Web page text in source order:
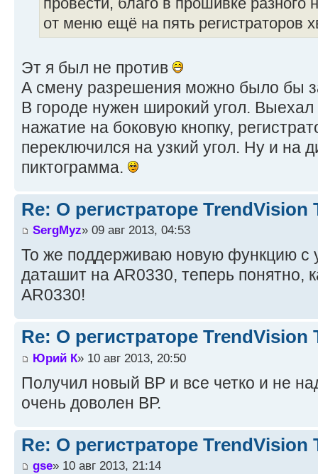
от меню ещё на пять регистраторов
Эт я был не против
А смену разрешения можно было бы
В городе нужен широкий угол. Выехал
нажатие на боковую кнопку,
переключился на узкий угол. Ну и на
пиктограмма.
Re: О регистраторе TrendVision
SergMyz» 09 авг 2013, 04:53
То же поддерживаю новую функцию с
даташит на AR0330, теперь понятно,
AR0330!
Re: О регистраторе TrendVision
Юрий К» 10 авг 2013, 20:50
Получил новый ВР и все четко и не
очень доволен ВР.
Re: О регистраторе TrendVision
gse» 10 авг 2013, 21:14